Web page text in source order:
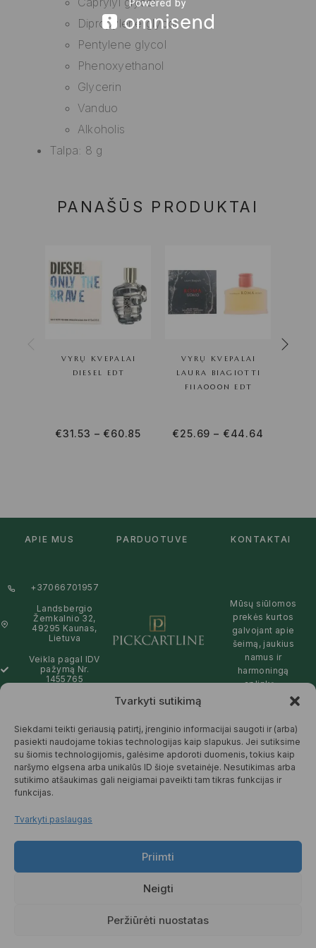
Tvarkyti sutikimą
Siekdami teikti geriausią patirtį, įrenginio informacijai saugoti ir (arba)
pasiekti naudojame tokias technologijas kaip slapukus. Jei sutiksime
su šiomis technologijomis, galėsime apdoroti duomenis, tokius kaip
naršymo elgsena arba unikalūs ID šioje svetainėje. Nesutikimas arba
sutikimo atšaukimas gali neigiamai paveikti tam tikras funkcijas ir
funkcijas.
Tvarkyti paslaugas
Priimti
Neigti
Peržiūrėti nuostatas
Dipropylene glycol
Pentylene glycol
Phenoxyethanol
Glycerin
Vanduo
Alkoholis
Talpa: 8 g
PANAŠŪS PRODUKTAI
VYRŲ KVEPALAI
DIESEL EDT
€31.53 – €60.85
VYRŲ KVEPALAI
LAURA BIAGIOTTI
F11A000N EDT
€25.69 – €44.64
APIE MUS PARDUOTUVĖ KONTAKTAI
+37066701957
Landsbergio
Žemkalnio 32,
49295 Kaunas,
Lietuva
Veikla pagal IDV
pažymą Nr.
1455765
09:00 - 19:00
Mūsų siūlomos
prekės kurtos
galvojant apie
šeimą, jaukius
namus ir
harmoningą
aplinką –
draugiškos tiek
Jums, tiek
gamtai.
DAUGIAU
© 2025 Pickcartline.com. Visos
teisės saugomos.
PREKIŲ KEITIMAS IR GRĄŽINIMAS